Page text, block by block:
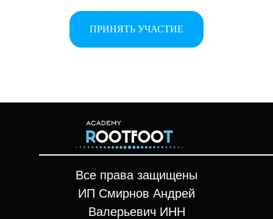
ПРИНЯТЬ УЧАСТИЕ
Все права защищены
ИП Смирнов Андрей
Валерьевич ИНН